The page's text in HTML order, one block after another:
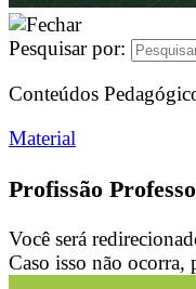
Pesquisar por:
Conteúdos
Material
Profissão
Você será
Caso isso não